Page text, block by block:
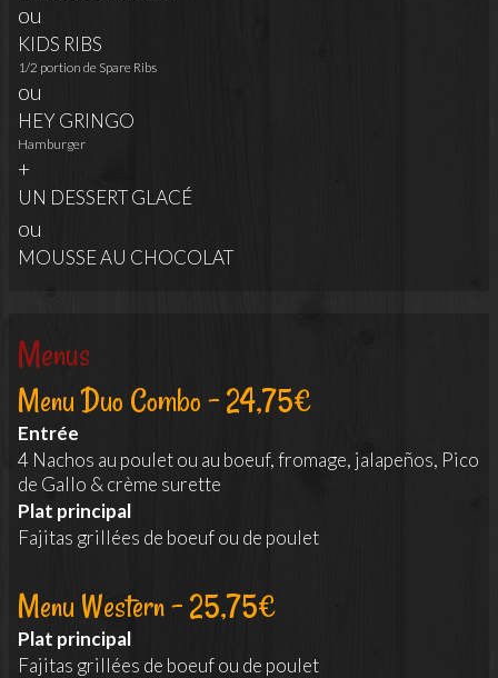
ou
KIDS RIBS
1/2 portion de Spare Ribs
ou
HEY GRINGO
Hamburger
+
UN DESSERT GLACÉ
ou
MOUSSE AU CHOCOLAT
Menus
Menu Duo Combo - 24,75€
Entrée
4 Nachos au poulet ou au boeuf, fromage, jalapeños, Pico
de Gallo & crème surette
Plat principal
Fajitas grillées de boeuf ou de poulet
Menu Western - 25,75€
Plat principal
Fajitas grillées de boeuf ou de poulet